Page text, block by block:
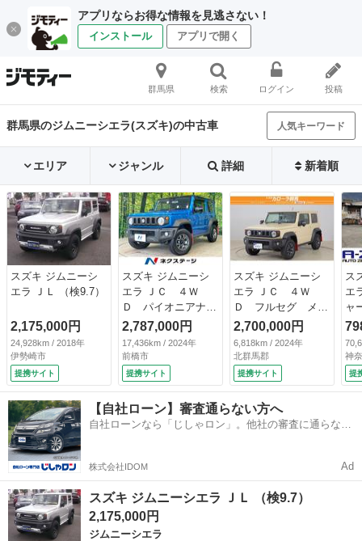
アプリならお得な情報を見逃さない！
インストール アプリで開く
群馬県 検索 ログイン 投稿
群馬県のジムニーシエラ(スズキ)の中古車 人気キーワード
エリア ジャンル 詳細 新着順
スズキ ジムニーシ
エラ ＪＬ （検9.7）
2,175,000円
24,928km / 2018年
伊勢崎市
提携サイト
スズキ ジムニーシ
エラ ＪＣ ４Ｗ
Ｄ パイオニアナ
ビ バックカメラ
スズキセーフティサ
ポート ２トーンカ
ラー 禁煙車 寒冷
地仕様 撥水シー
ト シートヒータ
ー バックソナー
ＬＥＤヘッド スマ
コ ＥＴＣ クルコ
2,787,000円
17,436km / 2024年
前橋市
提携サイト
スズキ ジムニーシ
エラ ＪＣ ４Ｗ
Ｄ フルセグ メモ
リーナビ ＤＶＤ再
生 ミュージックプ
レイヤー接続可 バ
ックカメラ 衝突被
害軽減システム Ｅ
ＴＣ ＬＥＤヘッド
ランプ 記録簿 ア
イドリングストップ
2,700,000円
6,818km / 2024年
北群馬郡
提携サイト
ス
エ
ャ
ャ
ア
ォ
シ
ー
神
提
【自社ローン】審査通らない方へ
自社ローンなら「じしゃロン」。他社の審査に通らなか
株式会社IDOM Ad
スズキ ジムニーシエラ ＪＬ （検9.7）
2,175,000円
ジムニーシエラ